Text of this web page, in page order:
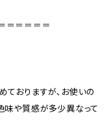
＝＝＝＝＝
おりますが、お使いの
味や質感が多少異なって